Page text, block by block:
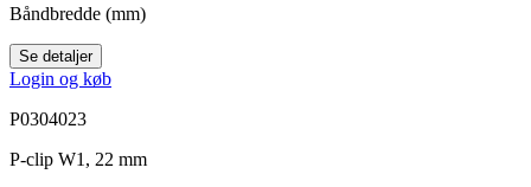
Båndbredde (mm)
Se detaljer
Login og køb
P0304023
P-clip W1, 22 mm